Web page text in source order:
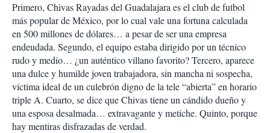
Primero, Chivas Rayadas del Guadalajara es el club de futbol
más popular de México, por lo cual vale una fortuna calculada
en 500 millones de dólares… a pesar de ser una empresa
endeudada. Segundo, el equipo estaba dirigido por un técnico
rudo y medio… ¿un auténtico villano favorito? Tercero, aparece
una dulce y humilde joven trabajadora, sin mancha ni sospecha,
víctima ideal de un culebrón digno de la tele “abierta” en horario
triple A. Cuarto, se dice que Chivas tiene un cándido dueño y
una esposa desalmada… extravagante y metiche. Quinto, porque
hay mentiras disfrazadas de verdad.